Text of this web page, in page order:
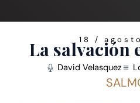
18 /
La salvación
David Velasquez